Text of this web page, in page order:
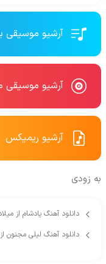
آرشیو موسیقی
آرشیو موسیقی
آرشیو ریمیکس
به زودی
دانلود آهنگ یادشام از
دانلود آهنگ لیلی مجنون